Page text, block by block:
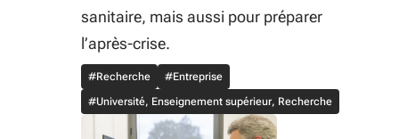
sanitaire, mais aussi pour préparer
l’après-crise.
#Recherche
#Entreprise
#Université, Enseignement supérieur, Recherche